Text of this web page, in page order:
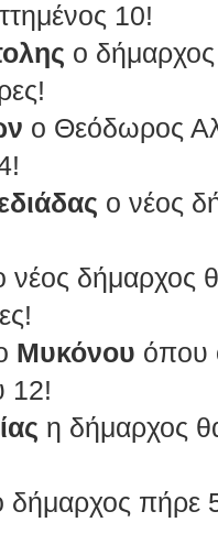
10!
ο δήμαρχος
ο Θεόδωρος
ο νέος
νέος δήμαρχος
Μυκόνου όπου
12!
η δήμαρχος
δήμαρχος πήρε